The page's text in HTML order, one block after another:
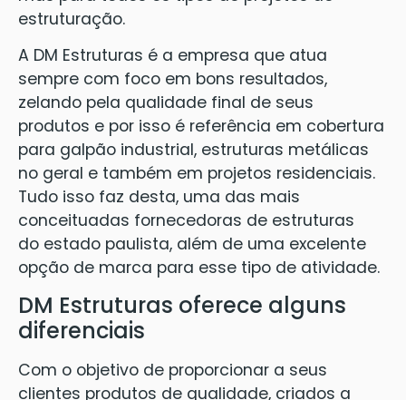
estruturação.
A DM Estruturas é a empresa que atua
sempre com foco em bons resultados,
zelando pela qualidade final de seus
produtos e por isso é referência em cobertura
para galpão industrial, estruturas metálicas
no geral e também em projetos residenciais.
Tudo isso faz desta, uma das mais
conceituadas fornecedoras de estruturas
do estado paulista, além de uma excelente
opção de marca para esse tipo de atividade.
DM Estruturas oferece alguns
diferenciais
Com o objetivo de proporcionar a seus
clientes produtos de qualidade, criados a